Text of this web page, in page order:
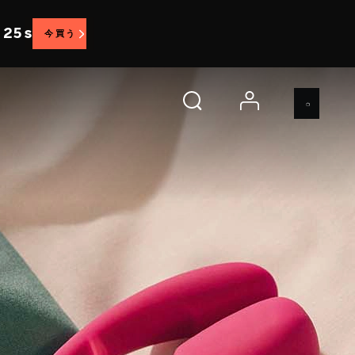
23 s 今買う
account